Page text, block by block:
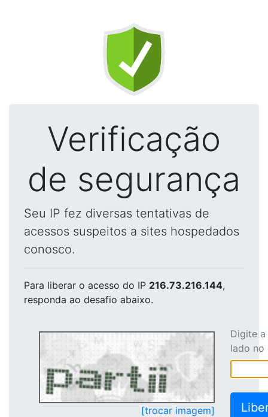
Verificação
de segurança
Seu IP fez diversas tentativas de
acessos suspeitos a sites hospedados
conosco.
Para liberar o acesso do IP 216.73.216.144,
responda ao desafio abaixo.
[trocar imagem]
Digite
lado no